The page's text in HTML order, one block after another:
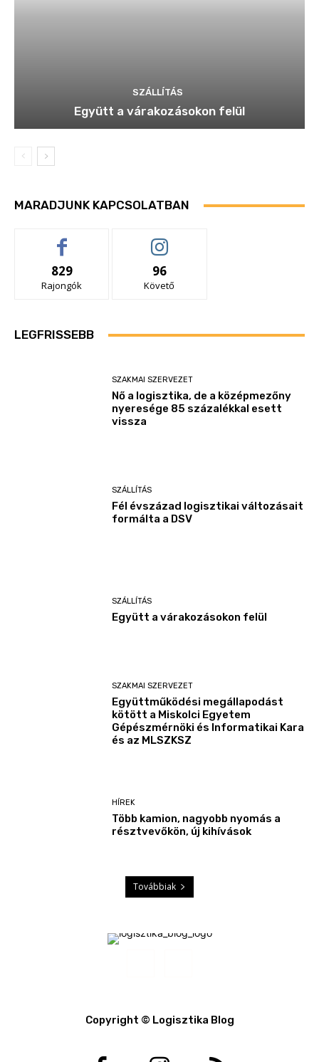
SZÁLLÍTÁS
Együtt a várakozásokon felül
MARADJUNK KAPCSOLATBAN
829
Rajongók
96
Követő
LEGFRISSEBB
SZAKMAI SZERVEZET
Nő a logisztika, de a középmezőny
nyeresége 85 százalékkal esett
vissza
SZÁLLÍTÁS
Fél évszázad logisztikai változásait
formálta a DSV
SZÁLLÍTÁS
Együtt a várakozásokon felül
SZAKMAI SZERVEZET
Együttműködési megállapodást
kötött a Miskolci Egyetem
Gépészmérnöki és Informatikai Kara
és az MLSZKSZ
HÍREK
Több kamion, nagyobb nyomás a
résztvevőkön, új kihívások
Továbbiak
Copyright © Logisztika Blog